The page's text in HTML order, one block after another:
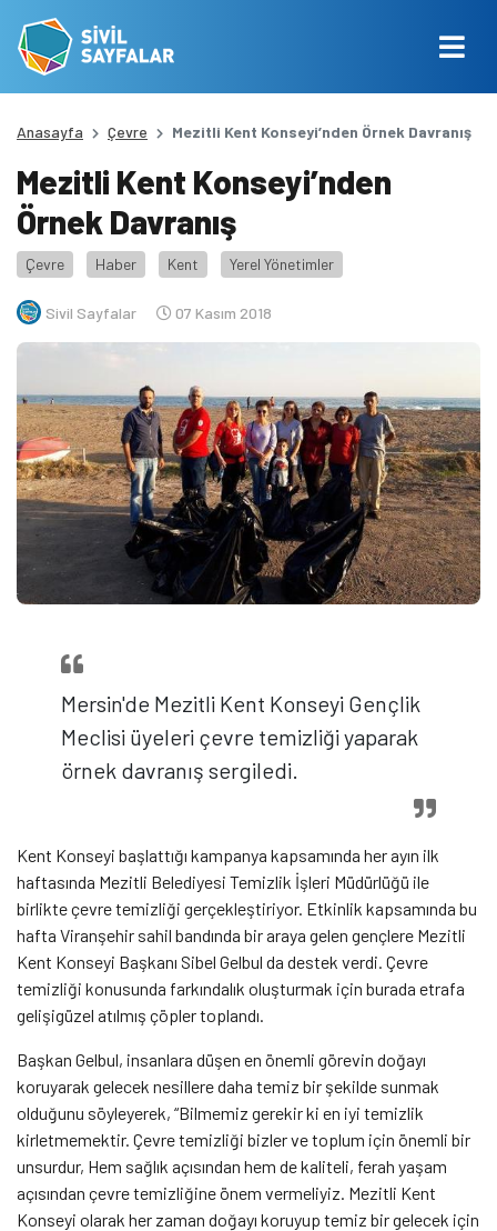
Anasayfa Çevre Mezitli Kent Konseyi’nden Örnek Davranış
Mezitli Kent Konseyi’nden
Örnek Davranış
Çevre Haber Kent Yerel Yönetimler
Sivil Sayfalar 07 Kasım 2018
Mersin'de Mezitli Kent Konseyi Gençlik
Meclisi üyeleri çevre temizliği yaparak
örnek davranış sergiledi.
Kent Konseyi başlattığı kampanya kapsamında her ayın ilk
haftasında Mezitli Belediyesi Temizlik İşleri Müdürlüğü ile
birlikte çevre temizliği gerçekleştiriyor. Etkinlik kapsamında bu
hafta Viranşehir sahil bandında bir araya gelen gençlere Mezitli
Kent Konseyi Başkanı Sibel Gelbul da destek verdi. Çevre
temizliği konusunda farkındalık oluşturmak için burada etrafa
gelişigüzel atılmış çöpler toplandı.
Başkan Gelbul, insanlara düşen en önemli görevin doğayı
koruyarak gelecek nesillere daha temiz bir şekilde sunmak
olduğunu söyleyerek, “Bilmemiz gerekir ki en iyi temizlik
kirletmemektir. Çevre temizliği bizler ve toplum için önemli bir
unsurdur, Hem sağlık açısından hem de kaliteli, ferah yaşam
açısından çevre temizliğine önem vermeliyiz. Mezitli Kent
Konseyi olarak her zaman doğayı koruyup temiz bir gelecek için